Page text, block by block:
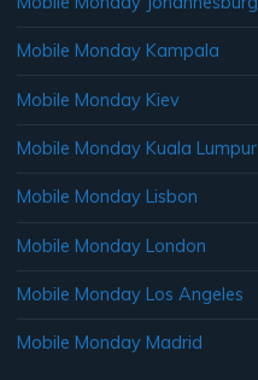
Mobile Monday Kampala
Mobile Monday Kiev
Mobile Monday Kuala Lumpur
Mobile Monday Lisbon
Mobile Monday London
Mobile Monday Los Angeles
Mobile Monday Madrid